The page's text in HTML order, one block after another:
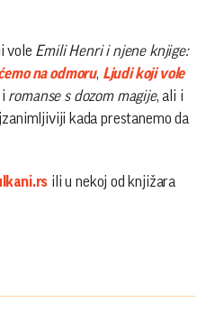
vole Emili Henri i njene knjige:
na odmoru, Ljudi koji vole
romanse s dozom magije, ali i
kada prestanemo da
ili u nekoj od knjižara